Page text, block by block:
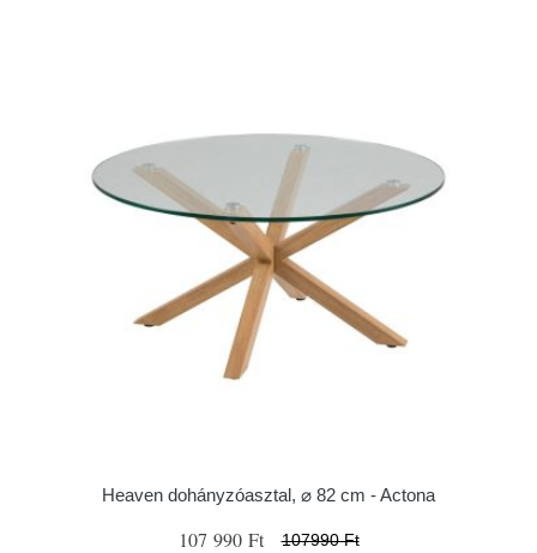
Heaven dohányzóasztal, ⌀ 82 cm - Actona
107 990 Ft 107990 Ft